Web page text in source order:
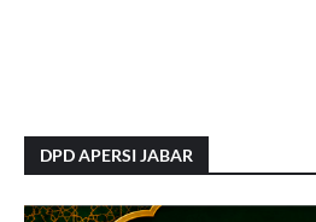
DPD APERSI JABAR